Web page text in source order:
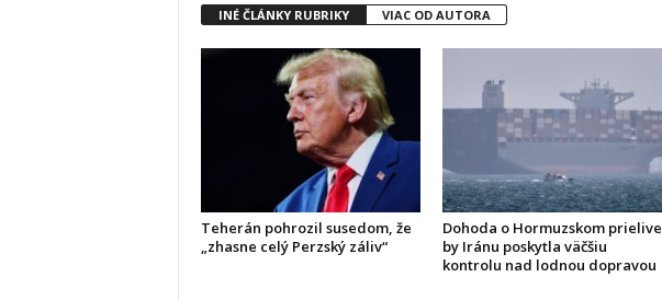
INÉ ČLÁNKY RUBRIKY VIAC OD AUTORA
Teherán pohrozil susedom, že
„zhasne celý Perzský záliv“
Dohoda o Hormuzskom prielive
by Iránu poskytla väčšiu
kontrolu nad lodnou dopravou